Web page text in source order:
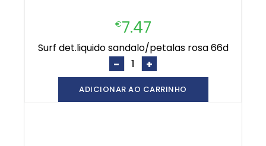
€7.47
surf det.liquido sandalo/petalas rosa 66d
- +
ADICIONAR AO CARRINHO